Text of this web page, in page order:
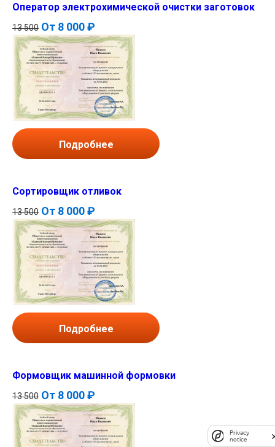
Оператор электрохимической очистки заготовок
13 500 От 8 000 ₽
Подробнее
Сортировщик отливок
13 500 От 8 000 ₽
Подробнее
Формовщик машинной формовки
13 500 От 8 000 ₽
Privacy
notice